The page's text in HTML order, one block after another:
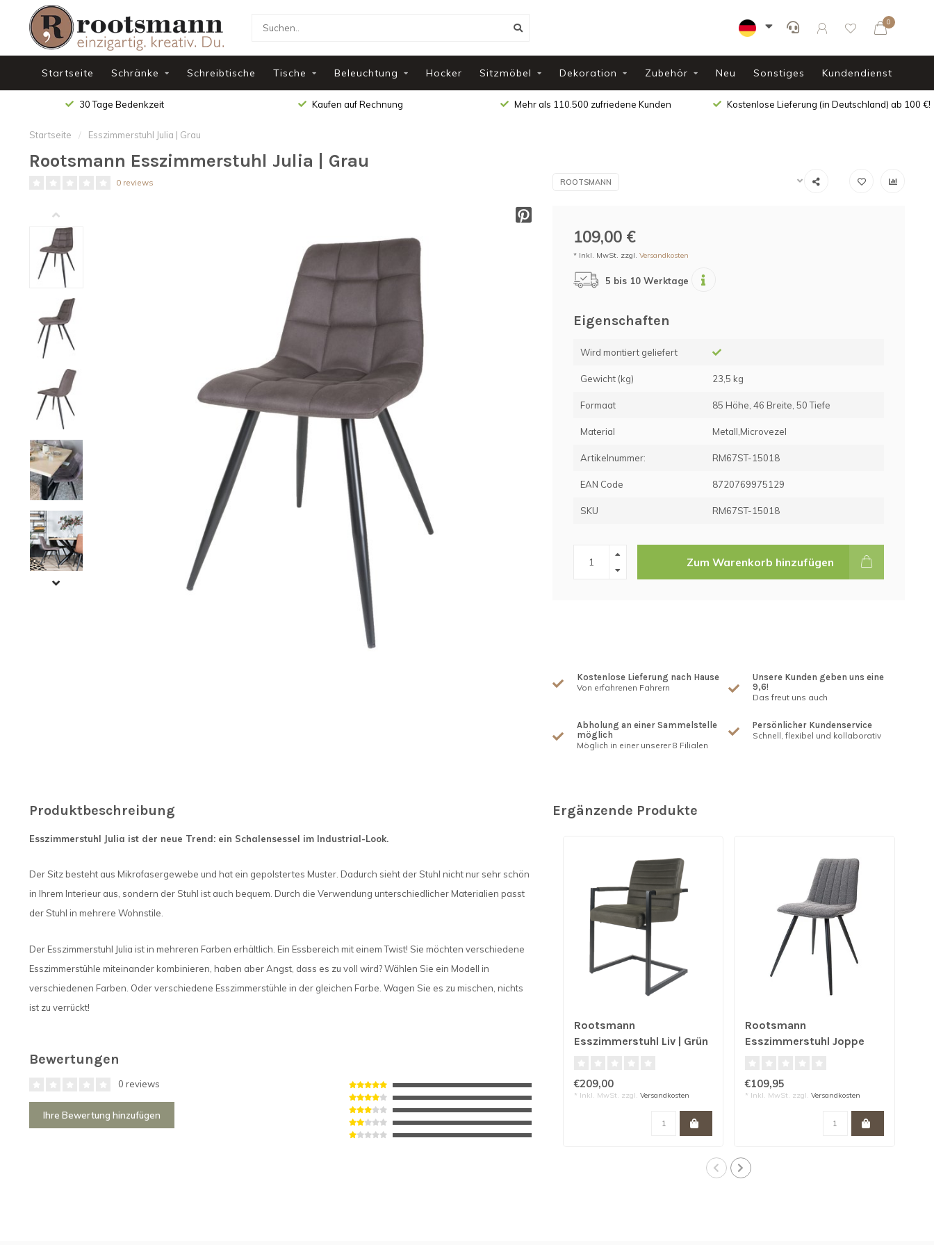
0
Startseite Schränke Schreibtische Tische Beleuchtung Hocker Sitzmöbel Dekoration Zubehör Neu Sonstiges Kundendienst
30 Tage Bedenkzeit Kaufen auf Rechnung Mehr als 110.500 zufriedene Kunden Kostenlose Lieferung (in Deutschland) ab 100 €!
Startseite / Esszimmerstuhl Julia | Grau
Rootsmann Esszimmerstuhl Julia | Grau
0 reviews ROOTSMANN
109,00 €
* Inkl. MwSt. zzgl. Versandkosten
5 bis 10 Werktage
Eigenschaften
Wird montiert geliefert
Gewicht (kg) 23,5 kg
Formaat 85 Höhe, 46 Breite, 50 Tiefe
Material Metall,Microvezel
Artikelnummer: RM67ST-15018
EAN Code 8720769975129
SKU RM67ST-15018
Zum Warenkorb hinzufügen
Kostenlose Lieferung nach Hause
Von erfahrenen Fahrern
Unsere Kunden geben uns eine
9,6!
Das freut uns auch
Abholung an einer Sammelstelle
möglich
Möglich in einer unserer 8 Filialen
Persönlicher Kundenservice
Schnell, flexibel und kollaborativ
Produktbeschreibung
Esszimmerstuhl Julia ist der neue Trend: ein Schalensessel im Industrial-Look.
Der Sitz besteht aus Mikrofasergewebe und hat ein gepolstertes Muster. Dadurch sieht der Stuhl nicht nur sehr schön
in Ihrem Interieur aus, sondern der Stuhl ist auch bequem. Durch die Verwendung unterschiedlicher Materialien passt
der Stuhl in mehrere Wohnstile.
Der Esszimmerstuhl Julia ist in mehreren Farben erhältlich. Ein Essbereich mit einem Twist! Sie möchten verschiedene
Esszimmerstühle miteinander kombinieren, haben aber Angst, dass es zu voll wird? Wählen Sie ein Modell in
verschiedenen Farben. Oder verschiedene Esszimmerstühle in der gleichen Farbe. Wagen Sie es zu mischen, nichts
ist zu verrückt!
Bewertungen
0 reviews
Ihre Bewertung hinzufügen
Ergänzende Produkte
Rootsmann
Esszimmerstuhl Liv | Grün
€209,00
* Inkl. MwSt. zzgl. Versandkosten
Rootsmann
Esszimmerstuhl Joppe
€109,95
* Inkl. MwSt. zzgl. Versandkosten